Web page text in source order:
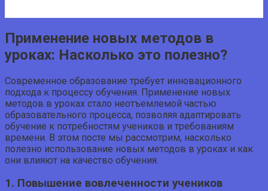
Применение новых методов в
уроках: Насколько это полезно?
Современное образование требует инновационного
подхода к процессу обучения. Применение новых
методов в уроках стало неотъемлемой частью
образовательного процесса, позволяя адаптировать
обучение к потребностям учеников и требованиям
времени. В этом посте мы рассмотрим, насколько
полезно использование новых методов в уроках и как
они влияют на качество обучения.
1. Повышение вовлеченности учеников